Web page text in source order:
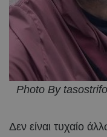
Photo By
Δεν είναι τυχαίο